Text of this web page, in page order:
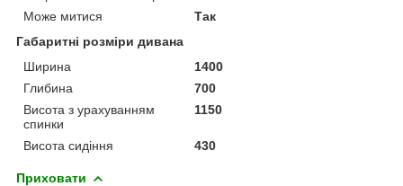
Може митися
Так
Габаритні розміри дивана
Ширина
1400
Глибина
700
Висота з урахуванням
спинки
1150
Висота сидіння 430
Приховати